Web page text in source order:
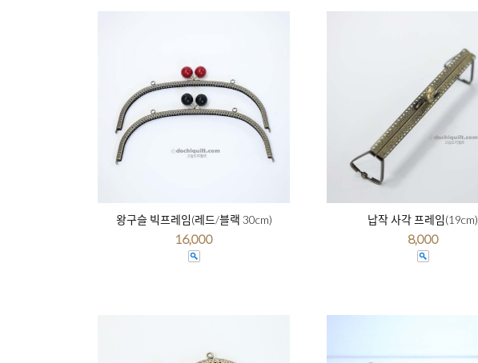
왕구슬 빅프레임(레드/블랙 30cm)
16,000
납작 사각 프레임(19cm)
8,000